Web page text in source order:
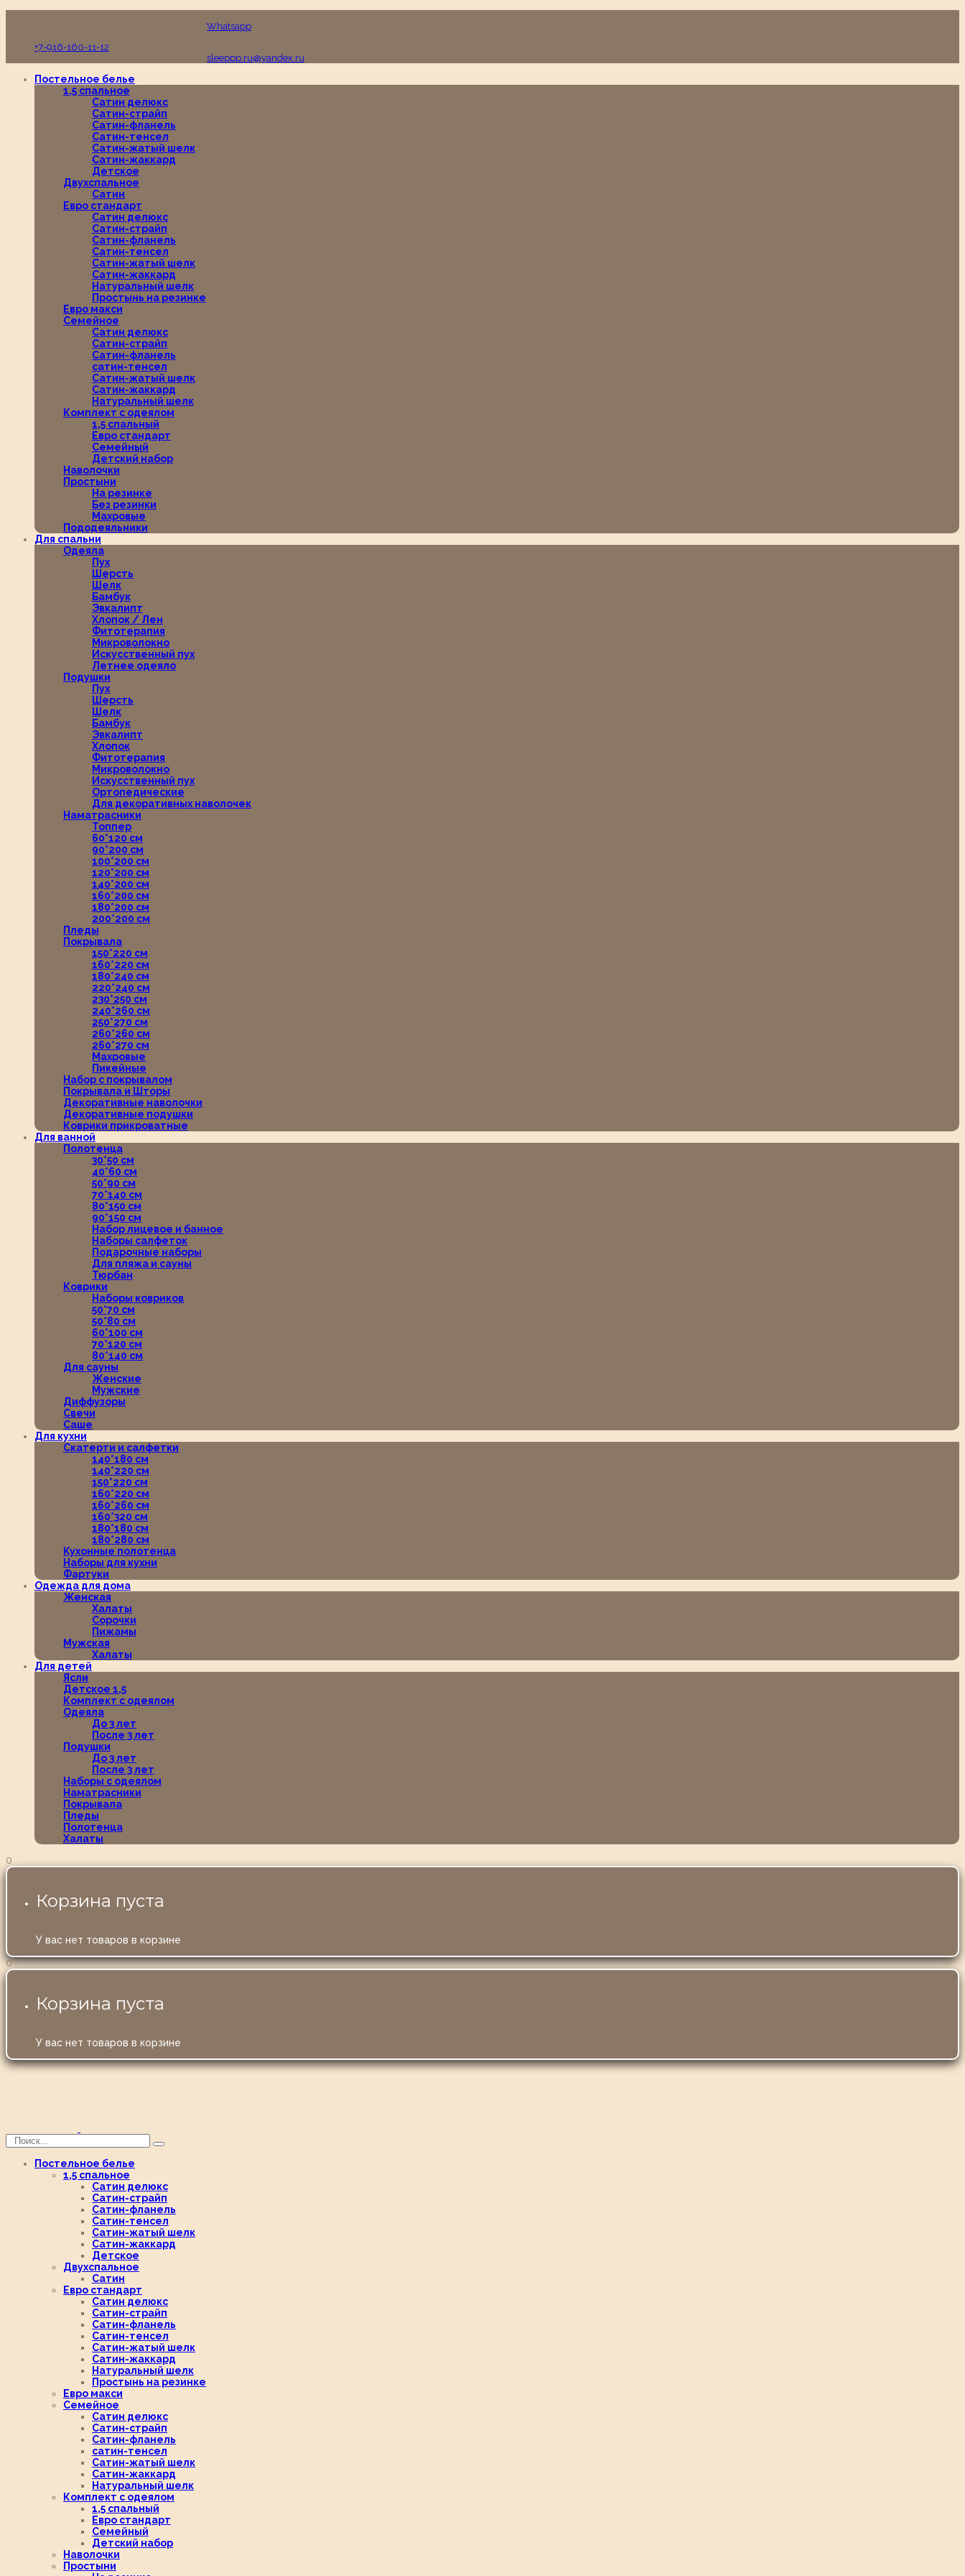
Whatsapp
+7-916-160-11-12
sleeppp.ru@yandex.ru
Постельное белье
1,5 спальное
Сатин делюкс
Сатин-страйп
Сатин-фланель
Сатин-тенсел
Сатин-жатый шелк
Сатин-жаккард
Детское
Двухспальное
Сатин
Евро стандарт
Сатин делюкс
Сатин-страйп
Сатин-фланель
Сатин-тенсел
Сатин-жатый шелк
Сатин-жаккард
Натуральный шелк
Простынь на резинке
Евро макси
Семейное
Сатин делюкс
Сатин-страйп
Сатин-фланель
сатин-тенсел
Сатин-жатый шелк
Сатин-жаккард
Натуральный шелк
Комплект с одеялом
1,5 спальный
Евро стандарт
Семейный
Детский набор
Наволочки
Простыни
На резинке
Без резинки
Махровые
Пододеяльники
Для спальни
Одеяла
Пух
Шерсть
Шелк
Бамбук
Эвкалипт
Хлопок / Лен
Фитотерапия
Микроволокно
Искусственный пух
Летнее одеяло
Подушки
Пух
Шерсть
Шелк
Бамбук
Эвкалипт
Хлопок
Фитотерапия
Микроволокно
Искусственный пух
Ортопедические
Для декоративных наволочек
Наматрасники
Топпер
60*120 см
90*200 см
100*200 см
120*200 см
140*200 см
160*200 см
180*200 см
200*200 см
Пледы
Покрывала
150*220 см
160*220 см
180*240 см
220*240 см
230*250 см
240*260 см
250*270 см
260*260 см
260*270 см
Махровые
Пикейные
Набор с покрывалом
Покрывала и Шторы
Декоративные наволочки
Декоративные подушки
Коврики прикроватные
Для ванной
Полотенца
30*50 см
40*60 см
50*90 см
70*140 см
80*150 см
90*150 см
Набор лицевое и банное
Наборы салфеток
Подарочные наборы
Для пляжа и сауны
Тюрбан
Коврики
Наборы ковриков
50*70 см
50*80 см
60*100 см
70*120 см
80*140 см
Для сауны
Женские
Мужские
Диффузоры
Свечи
Саше
Для кухни
Скатерти и салфетки
140*180 см
140*220 см
150*220 см
160*220 см
160*260 см
160*320 см
180*180 см
180*280 см
Кухонные полотенца
Наборы для кухни
Фартуки
Одежда для дома
Женская
Халаты
Сорочки
Пижамы
Мужская
Халаты
Для детей
Ясли
Детское 1,5
Комплект с одеялом
Одеяла
До 3 лет
После 3 лет
Подушки
До 3 лет
После 3 лет
Наборы с одеялом
Наматрасники
Покрывала
Пледы
Полотенца
Халаты
0
Корзина пуста
У вас нет товаров в корзине
0
Корзина пуста
У вас нет товаров в корзине
Постельное белье
1,5 спальное
Сатин делюкс
Сатин-страйп
Сатин-фланель
Сатин-тенсел
Сатин-жатый шелк
Сатин-жаккард
Детское
Двухспальное
Сатин
Евро стандарт
Сатин делюкс
Сатин-страйп
Сатин-фланель
Сатин-тенсел
Сатин-жатый шелк
Сатин-жаккард
Натуральный шелк
Простынь на резинке
Евро макси
Семейное
Сатин делюкс
Сатин-страйп
Сатин-фланель
сатин-тенсел
Сатин-жатый шелк
Сатин-жаккард
Натуральный шелк
Комплект с одеялом
1,5 спальный
Евро стандарт
Семейный
Детский набор
Наволочки
Простыни